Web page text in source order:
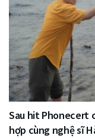
Sau hit Phonecert
hợp cùng nghệ sĩ